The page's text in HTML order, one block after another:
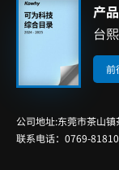
产
台
前
公司地址:东莞市茶山镇
联系电话：0769-